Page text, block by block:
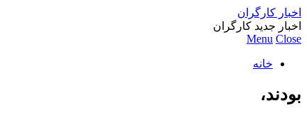
اخبار کارگران
اخبار جدید کارگران
Menu Close
خانه
بودند،